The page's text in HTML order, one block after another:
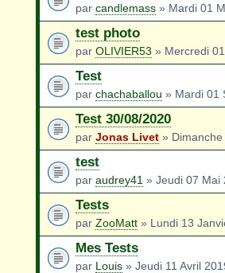
par candlemass » Mardi 01
test photo
par OLIVIER53 » Mercredi
Test
par chachaballou » Mardi 01
Test 30/08/2020
par Jonas Livet »
test
par audrey41 » Jeudi 07 Mai
Tests
par ZooMatt » Lundi 13
Mes Tests
par Louis » Jeudi 11 Avril